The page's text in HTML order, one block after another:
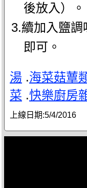
後放入）。
3.續加入鹽
即可。
湯 .海菜菇蕈
菜 .快樂廚房
上線日期:5/4/2016